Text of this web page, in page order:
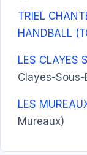
TRIEL
HANDBALL
LES CLAYES
Clayes-Sous-
LES
Mureaux)